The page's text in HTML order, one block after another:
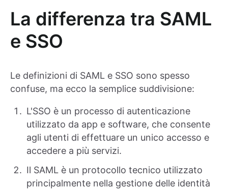
La differenza tra SAML
e SSO
Le definizioni di SAML e SSO sono spesso
confuse, ma ecco la semplice suddivisione:
L'SSO è un processo di autenticazione
utilizzato da app e software, che consente
agli utenti di effettuare un unico accesso e
accedere a più servizi.
Il SAML è un protocollo tecnico utilizzato
principalmente nella gestione delle identità